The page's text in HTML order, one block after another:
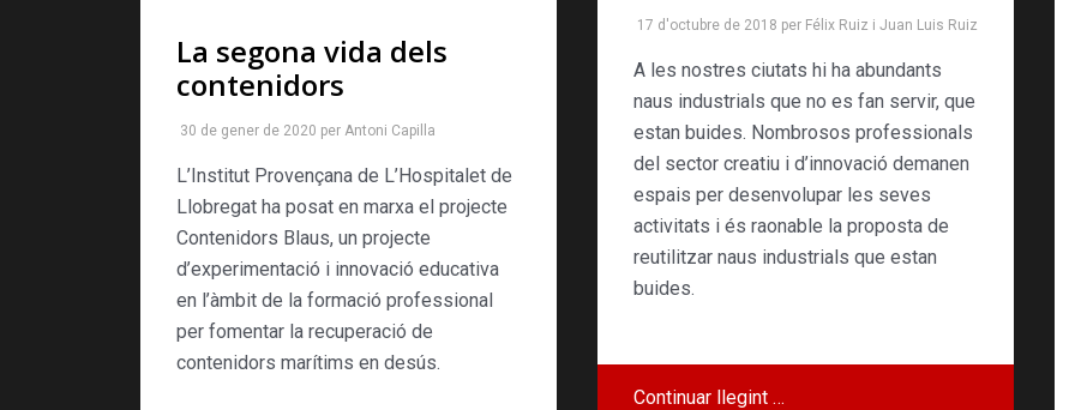
La segona vida dels
contenidors
30 de gener de 2020 per Antoni Capilla
L’Institut Provençana de L’Hospitalet de
Llobregat ha posat en marxa el projecte
Contenidors Blaus, un projecte
d’experimentació i innovació educativa
en l’àmbit de la formació professional
per fomentar la recuperació de
contenidors marítims en desús.
17 d'octubre de 2018 per Félix Ruiz i Juan Luis Ruiz
A les nostres ciutats hi ha abundants
naus industrials que no es fan servir, que
estan buides. Nombrosos professionals
del sector creatiu i d’innovació demanen
espais per desenvolupar les seves
activitats i és raonable la proposta de
reutilitzar naus industrials que estan
buides.
Continuar llegint …